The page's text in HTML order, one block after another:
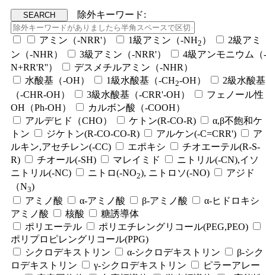
除外キーワード:
アミン（-NRR'） 1級アミン（-NH2 ）
2級アミ
ン（-NHR）
3級アミン（-NRR'）
4級アンモニウム（-
N+RR'R''）
デスメチルアミン（-NHR）
水酸基（-OH）
1級水酸基（-CH2-OH）
2級水酸基
（-CHR-OH）
3級水酸基（-CRR'-OH）
フェノール性
OH（Ph-OH）
カルボン酸（-COOH）
アルデヒド（CHO）
ケトン(R-CO-R)
α,β不飽和ケ
トン
ジケトン(R-CO-CO-R) アルケン(-C=CRR')
ア
ルキン,アセチレン(-CC)
エポキシ
チオエーテル(R-S-
R)
チオール(-SH) マレイミド
ニトリル(-CN),イソ
ニトリル(-NC)
ニトロ(-NO2), ニトロソ(-NO)
アジド
（N3)
アミノ酸
α-アミノ酸 β-アミノ酸
α-ヒドロキシ
アミノ酸
核酸
糖誘導体
ポリエーテル
ポリエチレングリコール(PEG,PEO)
ポリプロピレングリコール(PPG)
シクロデキストリン
α-シクロデキストリン
β-シク
ロデキストリン
γ-シクロデキストリン
ピラーアレー